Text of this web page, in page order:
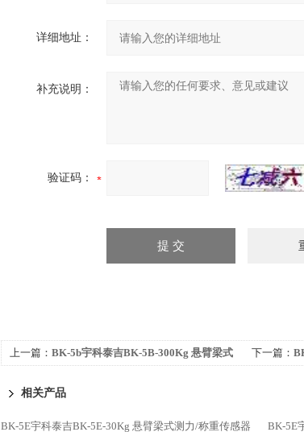
详细地址：
补充说明：
验证码：
上一篇： BK-5b宇科泰吉BK-5B-300Kg 悬臂梁式
下一篇：
相关产品
BK-5E宇科泰吉BK-5E-30Kg 悬臂梁式测力/称重传感器 BK-5E